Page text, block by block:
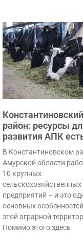
Константиновский
район: ресурсы
развития АПК
В Константиновском
Амурской области
10 крупных
сельскохозяйственных
предприятий – и это
основных
этой аграрной
Помимо этого здесь